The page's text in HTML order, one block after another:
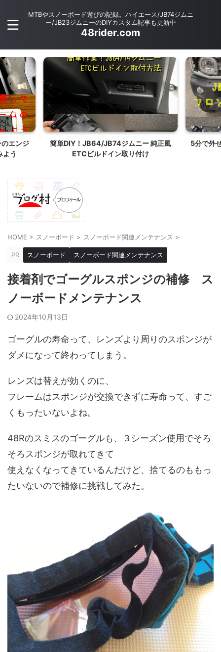
MTBやスノーボード遊びの記録。ハイエース/JB74ジムニ
ー/JB23ジムニーのDIYカスタム記事も更新中
48rider.com
エンジ
よう
簡単DIY！JB64/JB74ジムニー 純正風
ETCビルドイン取り付け
5分で外
HOME > スノーボード > スノーボード関連メンテナンス >
PR スノーボード スノーボード関連メンテナンス
接着剤でゴーグルスポンジの補修 ス
ノーボードメンテナンス
2024年10月13日
ゴーグルの寿命って、レンズより周りのスポンジが
ダメになって終わってしまう。
レンズは替えが効くのに、
フレームはスポンジが交換できずに寿命って、すご
くもったいないよね。
48Rのスミスのゴーグルも、３シーズン使用でそろ
そろスポンジが取れてきて
使えなくなってきているんだけど、捨てるのももっ
たいないので補修に挑戦してみた。